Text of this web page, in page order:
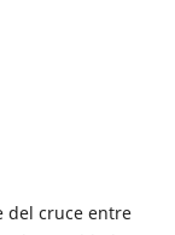
del cruce entre